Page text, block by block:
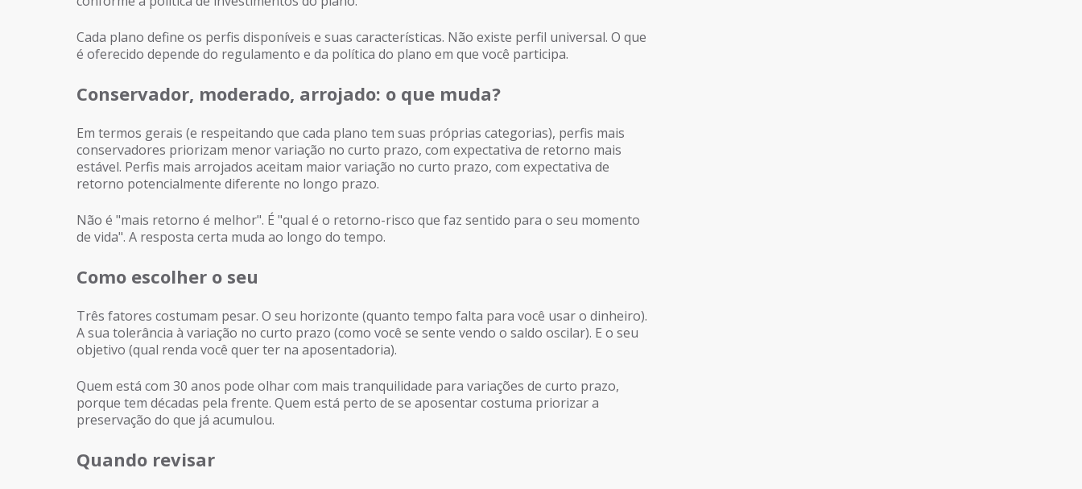
Cada plano define os perfis disponíveis e suas características. Não existe perfil universal. O que
é oferecido depende do regulamento e da política do plano em que você participa.
Conservador, moderado, arrojado: o que muda?
Em termos gerais (e respeitando que cada plano tem suas próprias categorias), perfis mais
conservadores priorizam menor variação no curto prazo, com expectativa de retorno mais
estável. Perfis mais arrojados aceitam maior variação no curto prazo, com expectativa de
retorno potencialmente diferente no longo prazo.
Não é "mais retorno é melhor". É "qual é o retorno-risco que faz sentido para o seu momento
de vida". A resposta certa muda ao longo do tempo.
Como escolher o seu
Três fatores costumam pesar. O seu horizonte (quanto tempo falta para você usar o dinheiro).
A sua tolerância à variação no curto prazo (como você se sente vendo o saldo oscilar). E o seu
objetivo (qual renda você quer ter na aposentadoria).
Quem está com 30 anos pode olhar com mais tranquilidade para variações de curto prazo,
porque tem décadas pela frente. Quem está perto de se aposentar costuma priorizar a
preservação do que já acumulou.
Quando revisar